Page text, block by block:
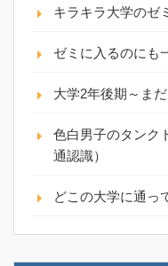
キラキラ大学のゼ
ゼミに入るのにも
大学2年後期～ま
色白男子のタンク
通認識）
どこの大学に通っ